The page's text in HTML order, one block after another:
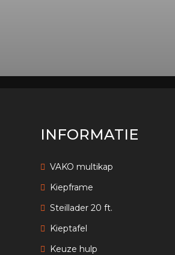
INFORMATIE
VAKO multikap
Kiepframe
Steillader 20 ft.
Kieptafel
Keuze hulp